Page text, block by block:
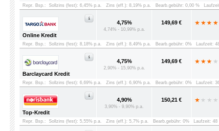
Repr. Bsp.: Sollzins (fest): 6,45% p.a. Zins (eff.): 8,19% p.a. Bearb.gebühr: 0,00 %
Online Kredit
4,75%
4,74% - 10,99% p.a.
149,69 €
Repr. Bsp.: Sollzins (fest): 8,18% p.a. Zins (eff.): 8,49% p.a. Bearb.gebühr: 0% Laufzeit:
Barclaycard Kredit
4,75%
2,90% - 15,90% p.a.
149,69 €
Repr. Bsp.: Sollzins (fest): 6,69% p.a. Zins (eff.): 6,90% p.a. Bearb.gebühr: 0% Laufzeit:
Top-Kredit
4,90%
3,90% - 9,90% p.a.
150,21 €
Repr. Bsp.: Sollzins (fest): 5,55% p.a. Zins (eff.): 5,7% p.a. Bearb.gebühr: 0% Laufzeit: 48